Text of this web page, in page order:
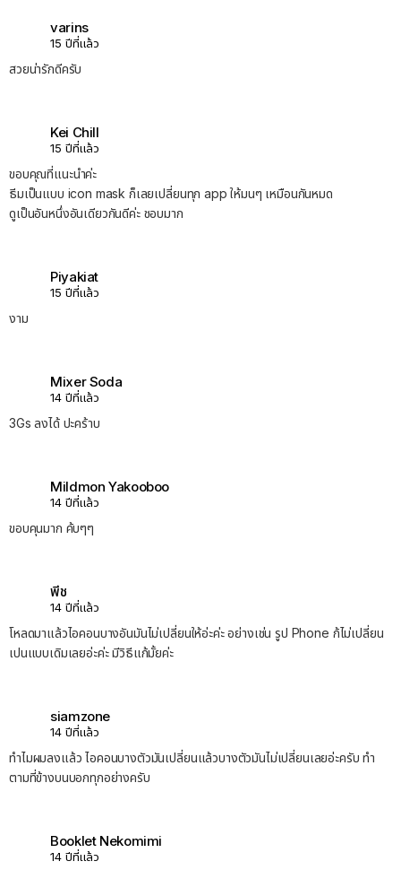
varins
15 ปีที่แล้ว
สวยน่ารักดีครับ
Kei Chill
15 ปีที่แล้ว
ขอบคุณที่แนะนำค่ะ
ธีมเป็นแบบ icon mask ก็เลยเปลี่ยนทุก app ให้มนๆ เหมือนกันหมด
ดูเป็นอันหนึ่งอันเดียวกันดีค่ะ ชอบมาก
Piyakiat
15 ปีที่แล้ว
งาม
Mixer Soda
14 ปีที่แล้ว
3Gs ลงได้ ปะคร้าบ
Mildmon Yakooboo
14 ปีที่แล้ว
ขอบคุนมาก ค้บๆๆ
พีช
14 ปีที่แล้ว
โหลดมาแล้วไอคอนบางอันมันไม่เปลี่ยนให้อ่ะค่ะ อย่างเช่น รูป Phone ก้ไม่เปลี่ยน
เปนแบบเดิมเลยอ่ะค่ะ มีวิธีแก้มั้ยค่ะ
siamzone
14 ปีที่แล้ว
ทำไมผมลงแล้ว ไอคอนบางตัวมันเปลี่ยนแล้วบางตัวมันไม่เปลี่ยนเลยอ่ะครับ ทำ
ตามที่ข้างบนบอกทุกอย่างครับ
Booklet Nekomimi
14 ปีที่แล้ว